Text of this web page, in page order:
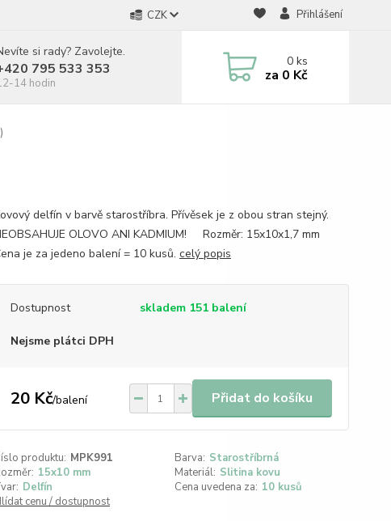
CZK Přihlášení
si rady? Zavolejte.
795 533 353
14 hodin
0ks
za 0 Kč
delfín v barvě starostříbra. Přívěsek je z obou stran stejný.
OLOVO ANI KADMIUM! Rozměr: 15x10x1,7 mm
je za jedeno balení = 10 kusů. celý popis
Dostupnost skladem 151 balení
Nejsme plátci DPH
20 Kč/balení Přidat do košíku
produktu: MPK991 Barva: Starostříbrná
15x10 mm Materiál: Slitina kovu
Delfín Cena uvedena za: 10 kusů
cenu / dostupnost